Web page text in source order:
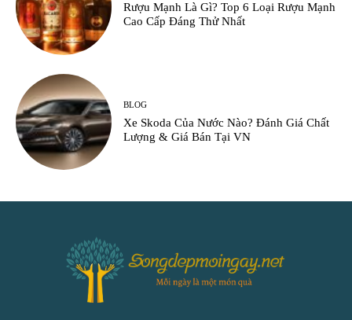
Rượu Mạnh Là Gì? Top 6 Loại Rượu Mạnh
Cao Cấp Đáng Thử Nhất
BLOG
Xe Skoda Của Nước Nào? Đánh Giá Chất
Lượng & Giá Bán Tại VN